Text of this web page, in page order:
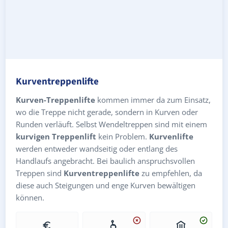
Kurventreppenlifte
Kurven-Treppenlifte kommen immer da zum Einsatz,
wo die Treppe nicht gerade, sondern in Kurven oder
Runden verläuft. Selbst Wendeltreppen sind mit einem
kurvigen Treppenlift kein Problem. Kurvenlifte
werden entweder wandseitig oder entlang des
Handlaufs angebracht. Bei baulich anspruchsvollen
Treppen sind Kurventreppenlifte zu empfehlen, da
diese auch Steigungen und enge Kurven bewältigen
können.